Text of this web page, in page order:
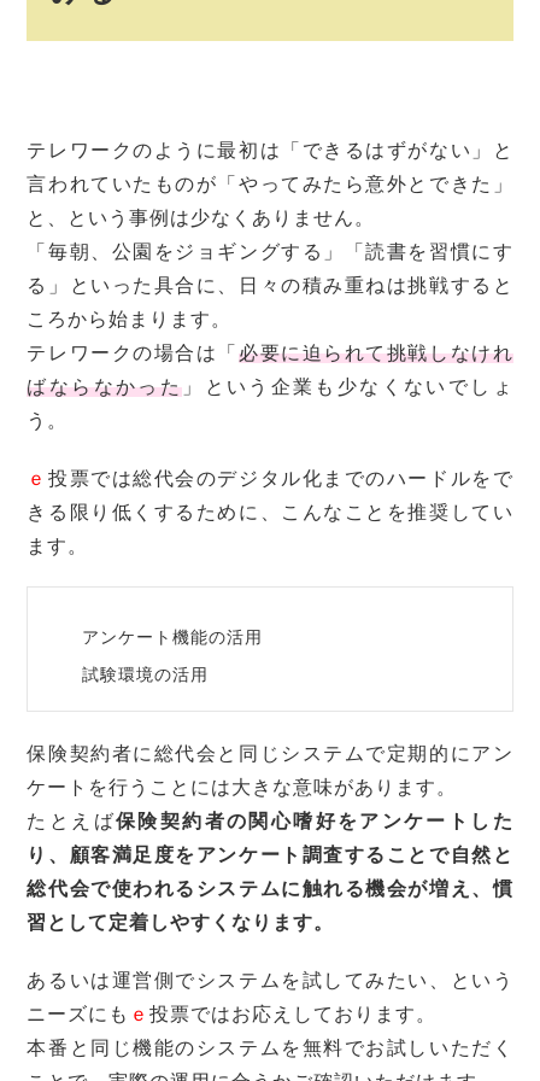
テレワークのように最初は「できるはずがない」と
言われていたものが「やってみたら意外とできた」
と、という事例は少なくありません。
「毎朝、公園をジョギングする」「読書を習慣にす
る」といった具合に、日々の積み重ねは挑戦すると
ころから始まります。
テレワークの場合は「必要に迫られて挑戦しなけれ
ばならなかった 」という企業も少なくないでしょ
う。
ｅ 投票では総代会のデジタル化までのハードルをで
きる限り低くするために、こんなことを推奨してい
ます。
アンケート機能の活用
試験環境の活用
保険契約者に総代会と同じシステムで定期的にアン
ケートを行うことには大きな意味があります。
たとえば保険契約者の関心嗜好をアンケートした
り、顧客満足度をアンケート調査することで自然と
総代会で使われるシステムに触れる機会が増え、慣
習として定着しやすくなります。
あるいは運営側でシステムを試してみたい、という
ニーズにも ｅ投票ではお応えしております。
本番と同じ機能のシステムを無料でお試しいただく